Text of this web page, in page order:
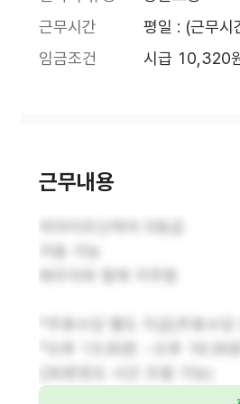
근무시간
평일 : (근무
임금조건
시급 10,320
근무내용